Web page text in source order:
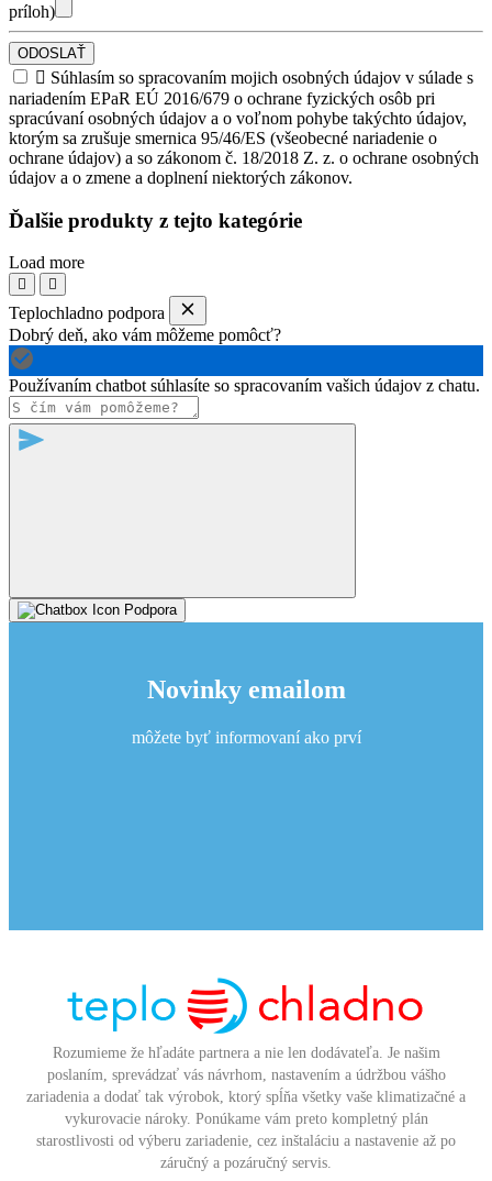
príloh)
ODOSLAŤ
 Súhlasím so spracovaním mojich osobných údajov v súlade s
nariadením EPaR EÚ 2016/679 o ochrane fyzických osôb pri
spracúvaní osobných údajov a o voľnom pohybe takýchto údajov,
ktorým sa zrušuje smernica 95/46/ES (všeobecné nariadenie o
ochrane údajov) a so zákonom č. 18/2018 Z. z. o ochrane osobných
údajov a o zmene a doplnení niektorých zákonov.
Ďalšie produkty z tejto kategórie
Load more
Teplochladno podpora
Dobrý deň, ako vám môžeme pomôcť?
Používaním chatbot súhlasíte so spracovaním vašich údajov z chatu.
Podpora
Novinky emailom
môžete byť informovaní ako prví
Rozumieme že hľadáte partnera a nie len dodávateľa. Je našim
poslaním, sprevádzať vás návrhom, nastavením a údržbou vášho
zariadenia a dodať tak výrobok, ktorý spĺňa všetky vaše klimatizačné a
vykurovacie nároky. Ponúkame vám preto kompletný plán
starostlivosti od výberu zariadenie, cez inštaláciu a nastavenie až po
záručný a pozáručný servis.